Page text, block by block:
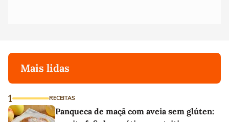
Mais lidas
1 RECEITAS
Panqueca de maçã com aveia sem glúten: